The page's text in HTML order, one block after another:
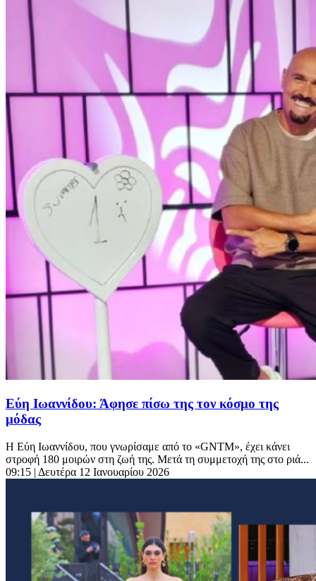
Εύη Ιωαννίδου: Άφησε πίσω της τον κόσμο της
μόδας
Η Εύη Ιωαννίδου, που γνωρίσαμε από το «GNTM», έχει κάνει
στροφή 180 μοιρών στη ζωή της. Μετά τη συμμετοχή της στο ριά...
09:15 | Δευτέρα 12 Ιανουαρίου 2026